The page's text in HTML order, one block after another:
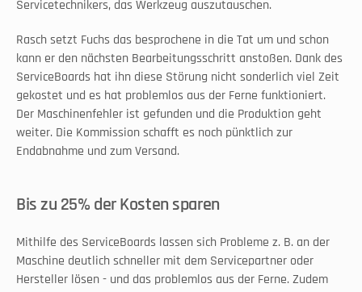
Servicetechnikers, das Werkzeug auszutauschen.
Rasch setzt Fuchs das besprochene in die Tat um und schon
kann er den nächsten Bearbeitungsschritt anstoßen. Dank des
ServiceBoards hat ihn diese Störung nicht sonderlich viel Zeit
gekostet und es hat problemlos aus der Ferne funktioniert.
Der Maschinenfehler ist gefunden und die Produktion geht
weiter. Die Kommission schafft es noch pünktlich zur
Endabnahme und zum Versand.
Bis zu 25% der Kosten sparen
Mithilfe des ServiceBoards lassen sich Probleme z. B. an der
Maschine deutlich schneller mit dem Servicepartner oder
Hersteller lösen - und das problemlos aus der Ferne. Zudem